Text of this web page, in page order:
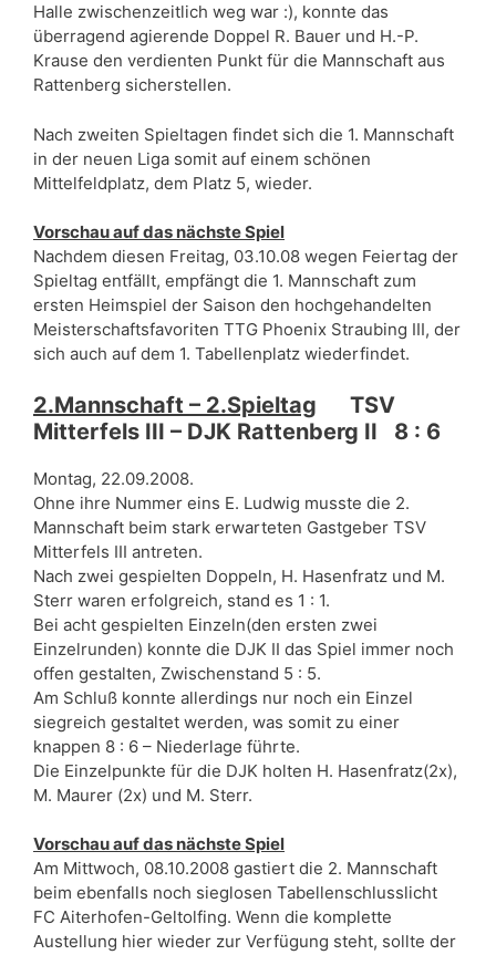
Halle zwischenzeitlich weg war :), konnte das
überragend agierende Doppel R. Bauer und H.-P.
Krause den verdienten Punkt für die Mannschaft aus
Rattenberg sicherstellen.
Nach zweiten Spieltagen findet sich die 1. Mannschaft
in der neuen Liga somit auf einem schönen
Mittelfeldplatz, dem Platz 5, wieder.
Vorschau auf das nächste Spiel
Nachdem diesen Freitag, 03.10.08 wegen Feiertag der
Spieltag entfällt, empfängt die 1. Mannschaft zum
ersten Heimspiel der Saison den hochgehandelten
Meisterschaftsfavoriten TTG Phoenix Straubing III, der
sich auch auf dem 1. Tabellenplatz wiederfindet.
2.Mannschaft – 2.Spieltag TSV
Mitterfels III – DJK Rattenberg II 8 : 6
Montag, 22.09.2008.
Ohne ihre Nummer eins E. Ludwig musste die 2.
Mannschaft beim stark erwarteten Gastgeber TSV
Mitterfels III antreten.
Nach zwei gespielten Doppeln, H. Hasenfratz und M.
Sterr waren erfolgreich, stand es 1 : 1.
Bei acht gespielten Einzeln(den ersten zwei
Einzelrunden) konnte die DJK II das Spiel immer noch
offen gestalten, Zwischenstand 5 : 5.
Am Schluß konnte allerdings nur noch ein Einzel
siegreich gestaltet werden, was somit zu einer
knappen 8 : 6 – Niederlage führte.
Die Einzelpunkte für die DJK holten H. Hasenfratz(2x),
M. Maurer (2x) und M. Sterr.
Vorschau auf das nächste Spiel
Am Mittwoch, 08.10.2008 gastiert die 2. Mannschaft
beim ebenfalls noch sieglosen Tabellenschlusslicht
FC Aiterhofen-Geltolfing. Wenn die komplette
Austellung hier wieder zur Verfügung steht, sollte der